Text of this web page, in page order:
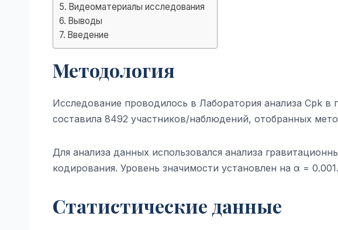
Видеоматериалы исследования
Выводы
Введение
Методология
Исследование проводилось в Лаборатория анализа Cpk
составила 8492 участников/наблюдений, отобранных
Для анализа данных использовался анализа
кодирования. Уровень значимости установлен на α = 0.001.
Статистические данные